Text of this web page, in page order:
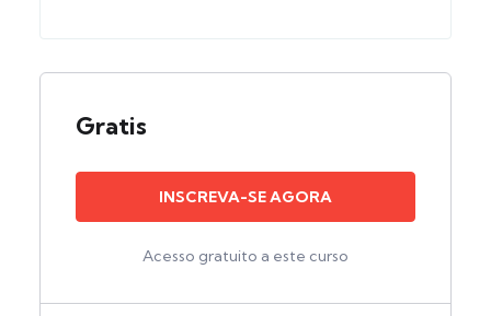
Gratis
INSCREVA-SE AGORA
Acesso gratuito a este curso